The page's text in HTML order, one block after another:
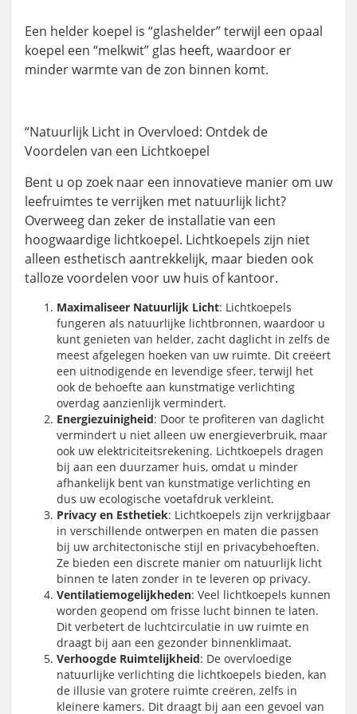
Een helder koepel is “glashelder” terwijl een opaal
koepel een “melkwit” glas heeft, waardoor er
minder warmte van de zon binnen komt.
“Natuurlijk Licht in Overvloed: Ontdek de
Voordelen van een Lichtkoepel
Bent u op zoek naar een innovatieve manier om uw
leefruimtes te verrijken met natuurlijk licht?
Overweeg dan zeker de installatie van een
hoogwaardige lichtkoepel. Lichtkoepels zijn niet
alleen esthetisch aantrekkelijk, maar bieden ook
talloze voordelen voor uw huis of kantoor.
Maximaliseer Natuurlijk Licht: Lichtkoepels
fungeren als natuurlijke lichtbronnen, waardoor u
kunt genieten van helder, zacht daglicht in zelfs de
meest afgelegen hoeken van uw ruimte. Dit creëert
een uitnodigende en levendige sfeer, terwijl het
ook de behoefte aan kunstmatige verlichting
overdag aanzienlijk vermindert.
Energiezuinigheid: Door te profiteren van daglicht
vermindert u niet alleen uw energieverbruik, maar
ook uw elektriciteitsrekening. Lichtkoepels dragen
bij aan een duurzamer huis, omdat u minder
afhankelijk bent van kunstmatige verlichting en
dus uw ecologische voetafdruk verkleint.
Privacy en Esthetiek: Lichtkoepels zijn verkrijgbaar
in verschillende ontwerpen en maten die passen
bij uw architectonische stijl en privacybehoeften.
Ze bieden een discrete manier om natuurlijk licht
binnen te laten zonder in te leveren op privacy.
Ventilatiemogelijkheden: Veel lichtkoepels kunnen
worden geopend om frisse lucht binnen te laten.
Dit verbetert de luchtcirculatie in uw ruimte en
draagt bij aan een gezonder binnenklimaat.
Verhoogde Ruimtelijkheid: De overvloedige
natuurlijke verlichting die lichtkoepels bieden, kan
de illusie van grotere ruimte creëren, zelfs in
kleinere kamers. Dit draagt bij aan een gevoel van